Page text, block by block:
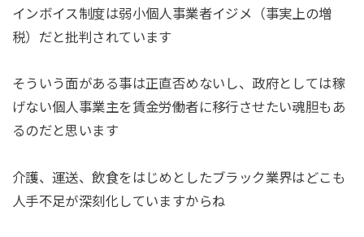
インボイス制度は弱小個人事業者イジメ（事実上の増
税）だと批判されています
そういう面がある事は正直否めないし、政府としては稼
げない個人事業主を賃金労働者に移行させたい魂胆もあ
るのだと思います
介護、運送、飲食をはじめとしたブラック業界はどこも
人手不足が深刻化していますからね